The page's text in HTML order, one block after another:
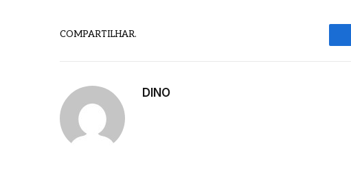
COMPARTILHAR.
DINO